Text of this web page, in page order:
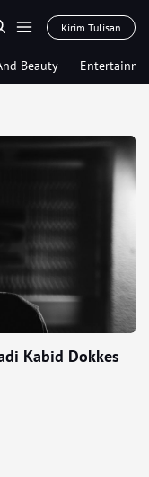
Kirim Tulisan
Beauty
Kabid Dokkes